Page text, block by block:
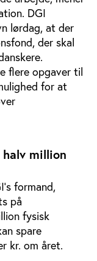
DGI
lørdag, at der
der skal
flere opgaver til
for at
million
formand,
på
fysisk
spare
kr. om året.